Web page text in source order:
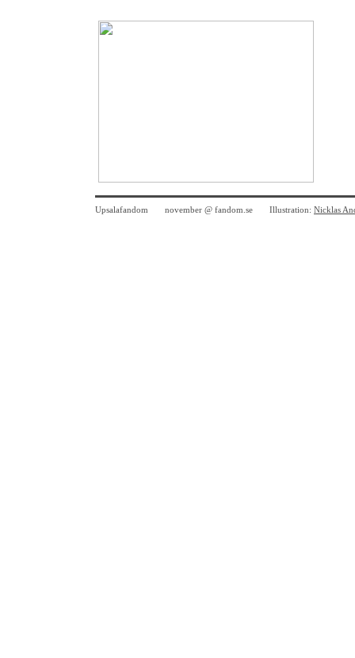
Upsalafandom november @ fandom.se Illustration: Nicklas